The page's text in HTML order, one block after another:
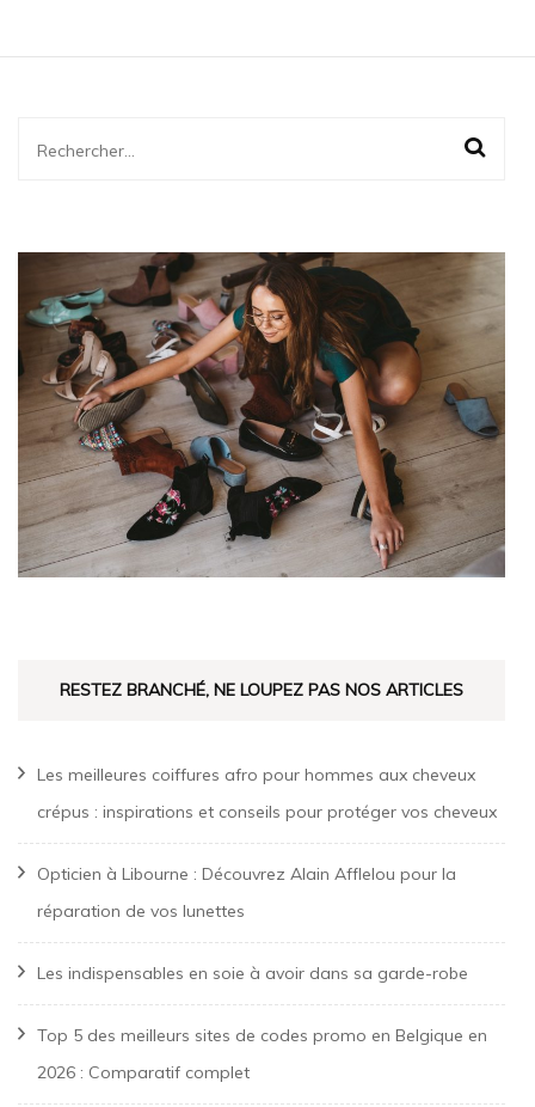
Rechercher :
RESTEZ BRANCHÉ, NE LOUPEZ PAS NOS ARTICLES
Les meilleures coiffures afro pour hommes aux cheveux
crépus : inspirations et conseils pour protéger vos cheveux
Opticien à Libourne : Découvrez Alain Afflelou pour la
réparation de vos lunettes
Les indispensables en soie à avoir dans sa garde-robe
Top 5 des meilleurs sites de codes promo en Belgique en
2026 : Comparatif complet